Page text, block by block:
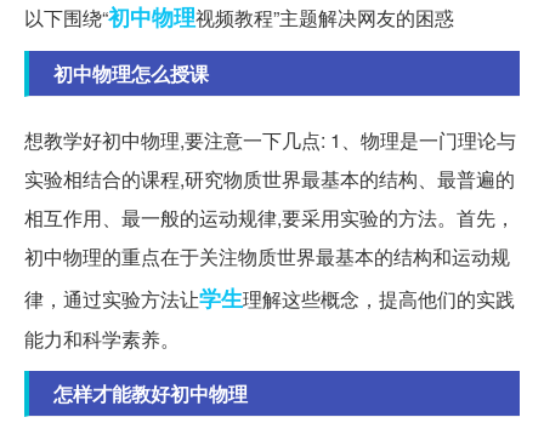
以下围绕“初中物理视频教程”主题解决网友的困惑
初中物理怎么授课
想教学好初中物理,要注意一下几点: 1、物理是一门理论与
实验相结合的课程,研究物质世界最基本的结构、最普遍的
相互作用、最一般的运动规律,要采用实验的方法。首先，
初中物理的重点在于关注物质世界最基本的结构和运动规
律，通过实验方法让学生理解这些概念，提高他们的实践
能力和科学素养。
怎样才能教好初中物理